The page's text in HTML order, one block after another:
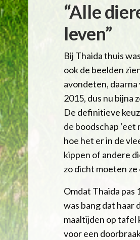
“Alle
leven”
Bij Thaida thuis
ook de beelden
avondeten,
2015, dus nu bijna
De definitieve
de boodschap
hoe het er in de
kippen of andere
zo dicht moeten ze
Omdat Thaida pas
was bang dat
maaltijden op tafel
voor een